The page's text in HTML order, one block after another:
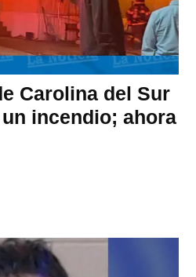
Carolina del Sur
incendio; ahora